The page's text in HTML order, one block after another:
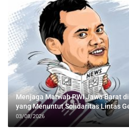
Menjaga Marwah PWI Jawa Barat
yang Menuntut Solidaritas Lintas
03/08/2026